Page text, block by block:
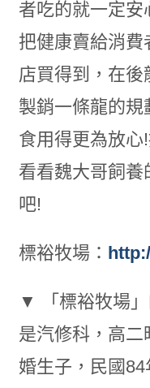
者吃的就一定安
把健康賣給消
店買得到，在
製銷一條龍的
食用得更為放心
看看魏大哥飼養
吧!
標裕牧場：
▼ 「標裕牧場
是汽修科，高
婚生子，民國